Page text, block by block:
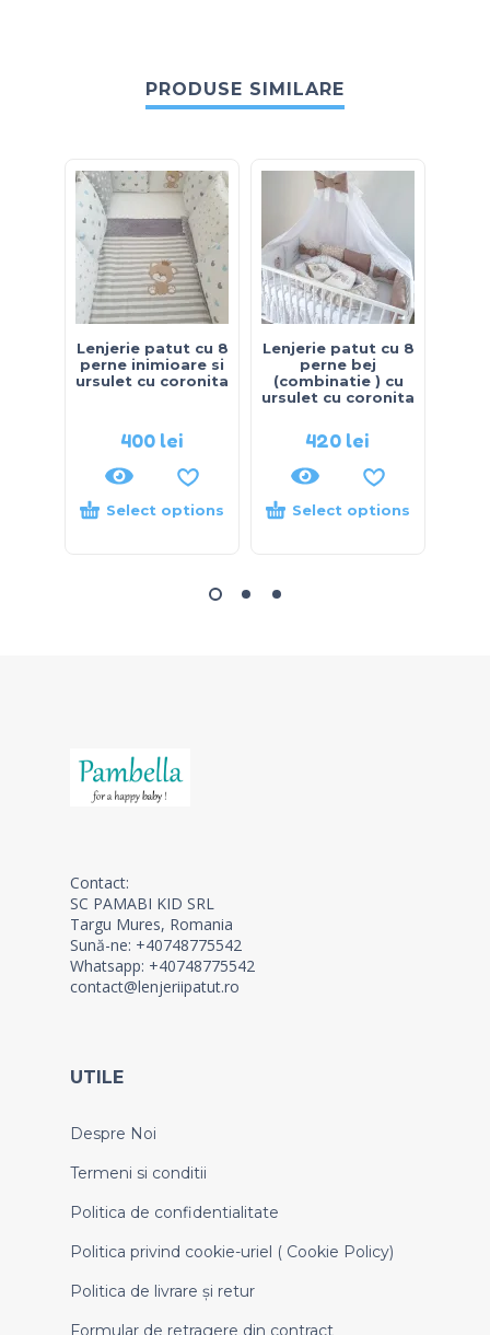
PRODUSE SIMILARE
Lenjerie patut cu 8
perne inimioare si
ursulet cu coronita
400 lei
Select options
Lenjerie patut cu 8
perne bej
(combinatie ) cu
ursulet cu coronita
420 lei
Select options
Contact:
SC PAMABI KID SRL
Targu Mures, Romania
Sună-ne: +40748775542
Whatsapp: +40748775542
contact@lenjeriipatut.ro
UTILE
Despre Noi
Termeni si conditii
Politica de confidentialitate
Politica privind cookie-uriel ( Cookie Policy)
Politica de livrare și retur
Formular de retragere din contract